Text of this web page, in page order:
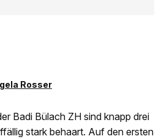
Rosser
Badi Bülach ZH sind knapp drei
stark behaart. Auf den ersten